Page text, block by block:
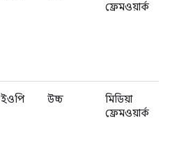
ফ্রেমওয়ার্ক
ইওপি উচ্চ
মিডিয়া
ফ্রেমওয়ার্ক